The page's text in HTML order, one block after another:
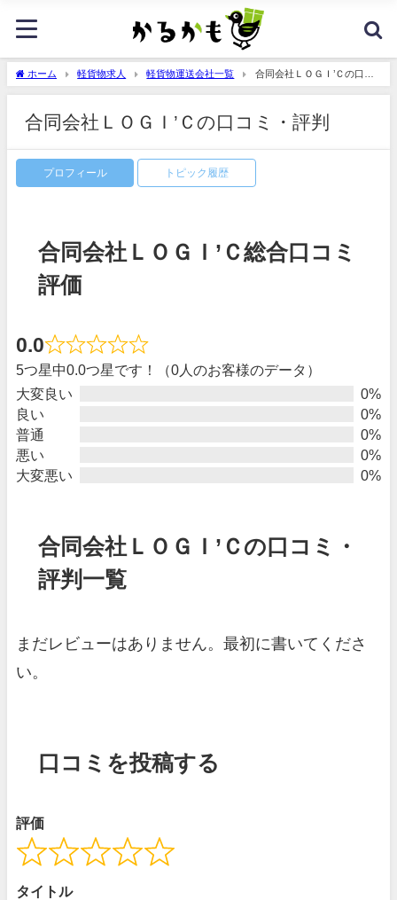
ホーム 軽貨物求人 軽貨物運送会社一覧
合同会社ＬＯＧＩ’Ｃの口コ
ミ・評判
合同会社ＬＯＧＩ’Ｃの口コミ・評判
プロフィール トピック履歴
合同会社ＬＯＧＩ’Ｃ総合口コミ
評価
0.0
5つ星中0.0つ星です！（0人のお客様のデータ）
大変良い
0%
良い
0%
普通
0%
悪い
0%
大変悪い
0%
合同会社ＬＯＧＩ’Ｃの口コミ・
評判一覧
まだレビューはありません。最初に書いてくださ
い。
口コミを投稿する
評価
タイトル